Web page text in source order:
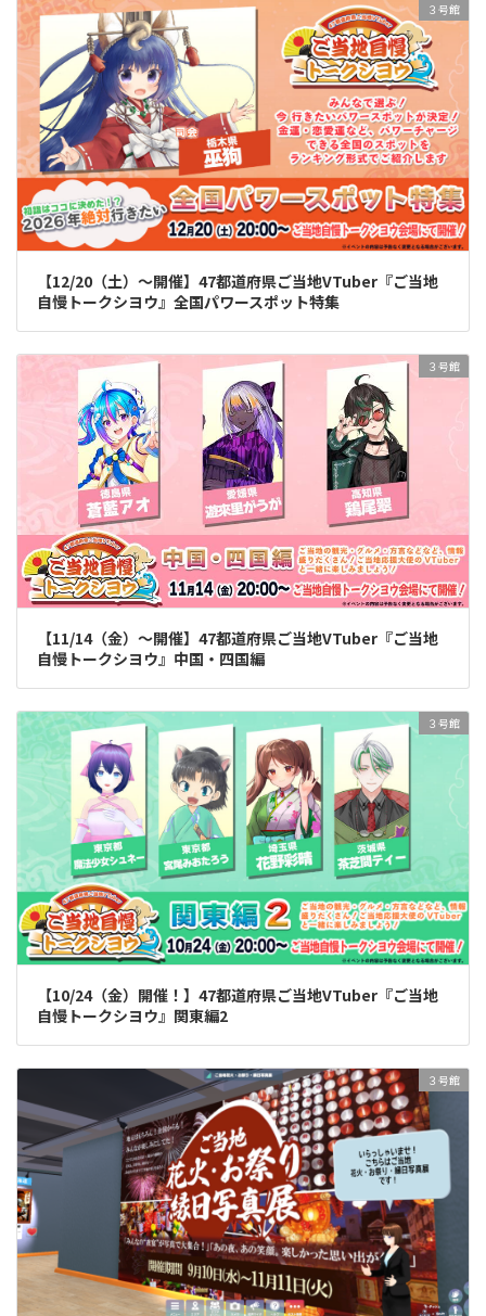
３号館
【12/20（土）～開催】47都道府県ご当地VTuber『ご当地
自慢トークシヨウ』全国パワースポット特集
３号館
【11/14（金）～開催】47都道府県ご当地VTuber『ご当地
自慢トークシヨウ』中国・四国編
３号館
【10/24（金）開催！】47都道府県ご当地VTuber『ご当地
自慢トークシヨウ』関東編2
３号館